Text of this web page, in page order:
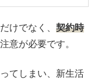
けでなく、 契約時
意が必要です。
てしまい、新生活